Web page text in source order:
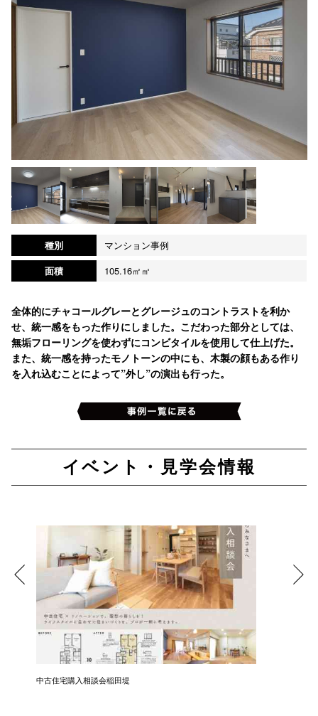
種別
マンション事例
面積
105.16㎡㎡
全体的にチャコールグレーとグレージュのコントラストを利か
せ、統一感をもった作りにしました。こだわった部分としては、
無垢フローリングを使わずにコンビタイルを使用して仕上げた。
また、統一感を持ったモノトーンの中にも、木製の顔もある作り
を入れ込むことによって”外し”の演出も行った。
イベント・見学会情報
中古住宅購入相談会稲田堤